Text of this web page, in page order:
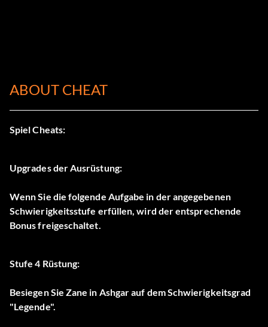
ABOUT CHEAT
Spiel Cheats:
Upgrades der Ausrüstung:
Wenn Sie die folgende Aufgabe in der angegebenen
Schwierigkeitsstufe erfüllen, wird der entsprechende
Bonus freigeschaltet.
Stufe 4 Rüstung:
Besiegen Sie Zane in Ashgar auf dem Schwierigkeitsgrad
"Legende".